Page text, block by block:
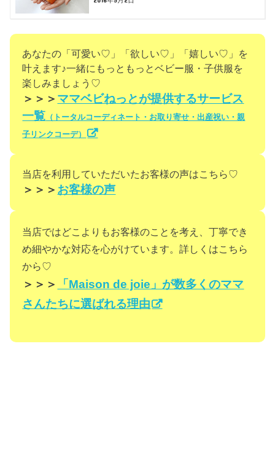
あなたの「可愛い♡」「欲しい♡」「嬉しい♡」を
叶えます♪一緒にもっともっとベビー服・子供服を
楽しみましょう♡
＞＞＞ ママベビねっとが提供するサービス
一覧 （トータルコーディネート・お取り寄せ・出産祝い・親
子リンクコーデ）
当店を利用していただいたお客様の声はこちら♡
＞＞＞ お客様の声
当店ではどこよりもお客様のことを考え、丁寧でき
め細やかな対応を心がけています。詳しくはこちら
から♡
＞＞＞
「Maison de joie」が数多くのママ
さんたちに選ばれる理由